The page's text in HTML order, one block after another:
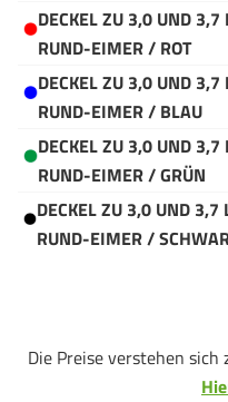
DECKEL ZU 3,0 UND 3,7
RUND-EIMER / ROT
DECKEL ZU 3,0 UND 3,7
RUND-EIMER / BLAU
DECKEL ZU 3,0 UND 3,7
RUND-EIMER / GRÜN
DECKEL ZU 3,0 UND 3,7
RUND-EIMER /
Die Preise verstehen sich